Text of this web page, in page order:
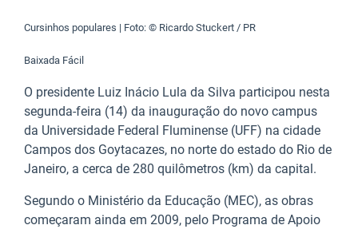
Cursinhos populares | Foto: © Ricardo Stuckert / PR
Baixada Fácil
O presidente Luiz Inácio Lula da Silva participou nesta
segunda-feira (14) da inauguração do novo campus
da Universidade Federal Fluminense (UFF) na cidade
Campos dos Goytacazes, no norte do estado do Rio de
Janeiro, a cerca de 280 quilômetros (km) da capital.
Segundo o Ministério da Educação (MEC), as obras
começaram ainda em 2009, pelo Programa de Apoio